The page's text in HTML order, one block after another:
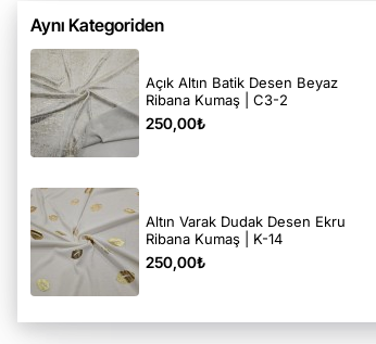
Aynı Kategoriden
Açık Altın Batik Desen Beyaz
Ribana Kumaş | C3-2
250,00₺
Altın Varak Dudak Desen Ekru
Ribana Kumaş | K-14
250,00₺